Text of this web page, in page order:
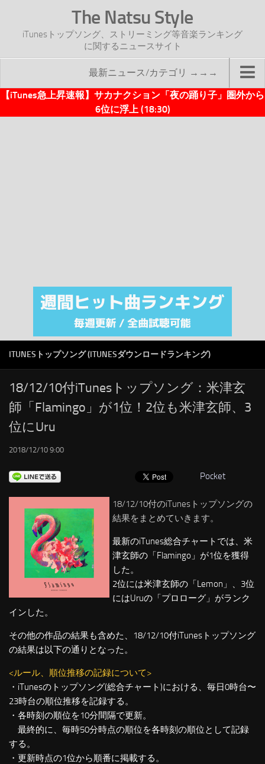
The Natsu Style
iTunesトップソング、ストリーミング等音楽ランキング
に関するニュースサイト
最新ニュース/カテゴリ →→→
TOP
注目カテゴリ
オリジナルiTunes週間トップソング
RSS
LINKS
【iTunes急上昇速報】サカナクション「夜の踊り子」圏外から
6位に浮上 (18:30)
ITUNESトップソング (ITUNESダウンロードランキング)
18/12/10付iTunesトップソング：米津玄
師「Flamingo」が1位！2位も米津玄師、3
位にUru
2018/12/10 9:00
Pocket
18/12/10付のiTunesトップソングの
結果をまとめていきます。
最新のiTunes総合チャートでは、米
津玄師の「Flamingo」が1位を獲得
した。
2位には米津玄師の「Lemon」、3位
にはUruの「プロローグ」がランク
インした。
その他の作品の結果も含めた、18/12/10付iTunesトップソング
の結果は以下の通りとなった。
<ルール、順位推移の記録について>
・iTunesのトップソング(総合チャート)における、毎日0時台〜
23時台の順位推移を記録する。
・各時刻の順位を10分間隔で更新。
最終的に、毎時50分時点の順位を各時刻の順位として記録
する。
・更新時点の1位から順番に掲載する。